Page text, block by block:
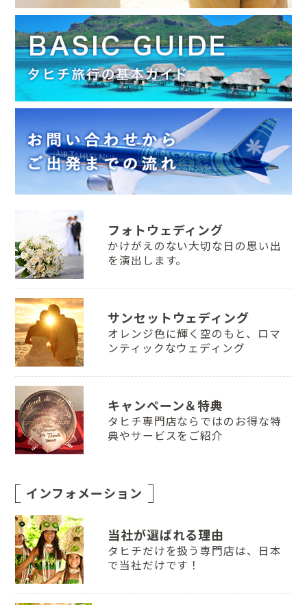
フォトウェディング
かけがえのない大切な日の思い出
を演出します。
サンセットウェディング
オレンジ色に輝く空のもと、ロマ
ンティックなウェディング
キャンペーン＆特典
タヒチ専門店ならではのお得な特
典やサービスをご紹介
インフォメーション
当社が選ばれる理由
タヒチだけを扱う専門店は、日本
で当社だけです！